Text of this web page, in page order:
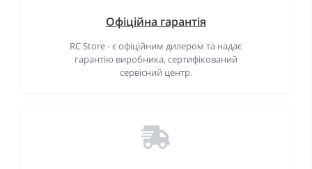
Офіційна гарантія
RC Store - є офіційним дилером та надає
гарантію виробника, сертифікований
сервісний центр.